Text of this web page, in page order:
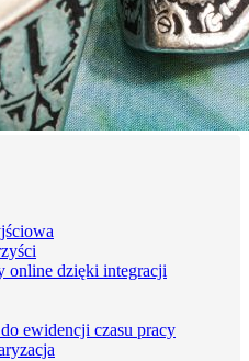
online dzięki integracji
ewidencji czasu pracy